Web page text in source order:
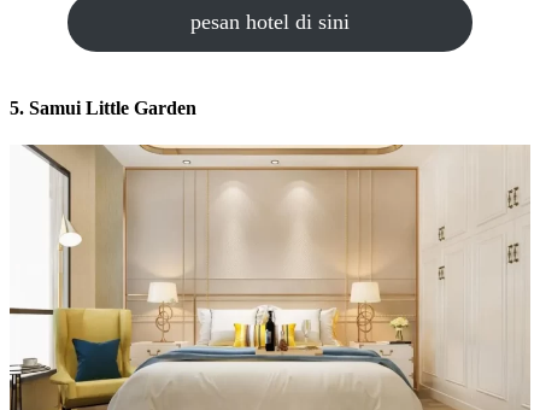
pesan hotel di sini
5. Samui Little Garden